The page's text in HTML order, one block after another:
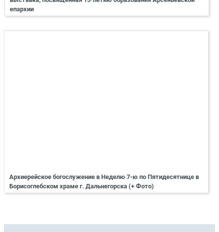
епархии
Архиерейское богослужение в Неделю 7-ю по Пятидесятнице в
Борисоглебском храме г. Дальнегорска (+ Фото)